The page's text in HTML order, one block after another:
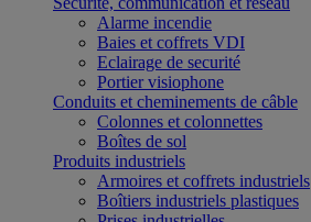
Alarme incendie
Baies et coffrets VDI
Eclairage de securité
Portier visiophone
Conduits et cheminements de câble
Colonnes et colonnettes
Boîtes de sol
Produits industriels
Armoires et coffrets industriels
Boîtiers industriels plastiques